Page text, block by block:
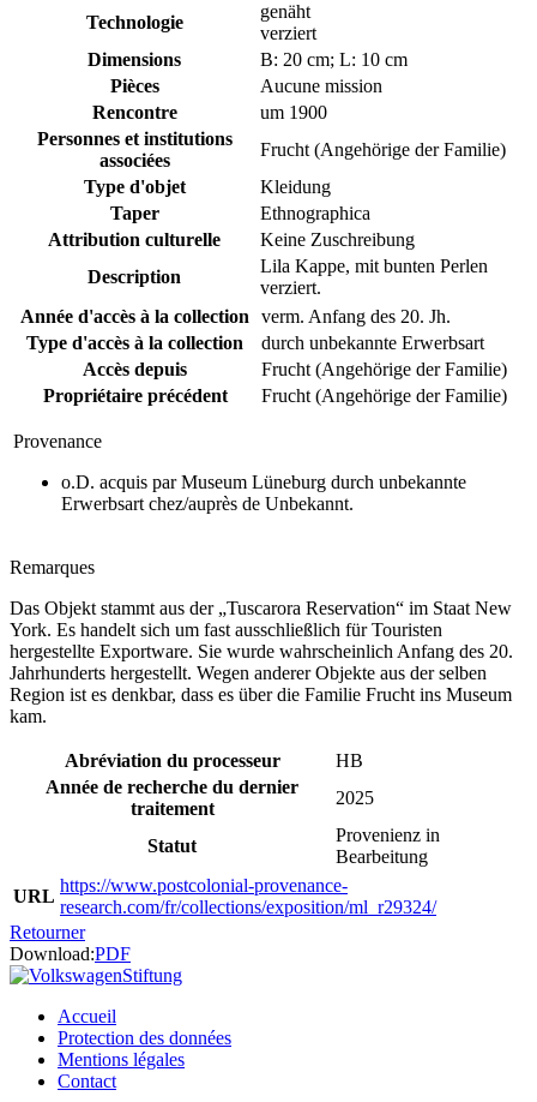
Technologie
genäht
verziert
Dimensions
B: 20 cm; L: 10 cm
Pièces
Aucune mission
Rencontre
um 1900
Personnes et institutions
associées
Frucht (Angehörige der Familie)
Type d'objet
Kleidung
Taper
Ethnographica
Attribution culturelle
Keine Zuschreibung
Description
Lila Kappe, mit bunten Perlen
verziert.
Année d'accès à la collection verm. Anfang des 20. Jh.
Type d'accès à la collection
durch unbekannte Erwerbsart
Accès depuis
Frucht (Angehörige der Familie)
Propriétaire précédent
Frucht (Angehörige der Familie)
Provenance
o.D. acquis par Museum Lüneburg durch unbekannte
Erwerbsart chez/auprès de Unbekannt.
Remarques
Das Objekt stammt aus der „Tuscarora Reservation“ im Staat New
York. Es handelt sich um fast ausschließlich für Touristen
hergestellte Exportware. Sie wurde wahrscheinlich Anfang des 20.
Jahrhunderts hergestellt. Wegen anderer Objekte aus der selben
Region ist es denkbar, dass es über die Familie Frucht ins Museum
kam.
Abréviation du processeur
HB
Année de recherche du dernier
traitement
2025
Statut
Provenienz in
Bearbeitung
URL
https://www.postcolonial-provenance-
research.com/fr/collections/exposition/ml_r29324/
Retourner
Download:PDF
Accueil
Protection des données
Mentions légales
Contact